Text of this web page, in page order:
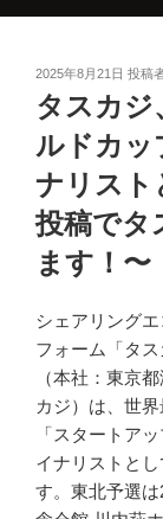
投
稿
日:
2025年8月21日 投稿
タスカジ
ルドカッ
ナリスト
投稿でタ
ます！〜
シェアリング
フォーム「タ
（本社：東京
カジ）は、世
「スタートア
イナリストと
す。東北予選